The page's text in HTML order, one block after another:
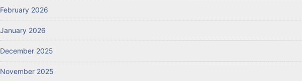
February 2026
January 2026
December 2025
November 2025